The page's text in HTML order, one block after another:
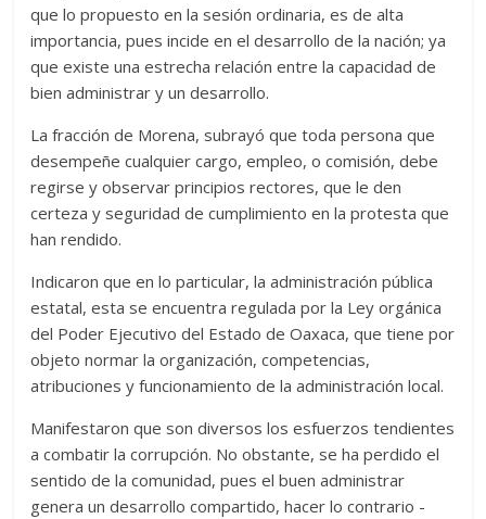
que lo propuesto en la sesión ordinaria, es de alta
importancia, pues incide en el desarrollo de la nación; ya
que existe una estrecha relación entre la capacidad de
bien administrar y un desarrollo.
La fracción de Morena, subrayó que toda persona que
desempeñe cualquier cargo, empleo, o comisión, debe
regirse y observar principios rectores, que le den
certeza y seguridad de cumplimiento en la protesta que
han rendido.
Indicaron que en lo particular, la administración pública
estatal, esta se encuentra regulada por la Ley orgánica
del Poder Ejecutivo del Estado de Oaxaca, que tiene por
objeto normar la organización, competencias,
atribuciones y funcionamiento de la administración local.
Manifestaron que son diversos los esfuerzos tendientes
a combatir la corrupción. No obstante, se ha perdido el
sentido de la comunidad, pues el buen administrar
genera un desarrollo compartido, hacer lo contrario -